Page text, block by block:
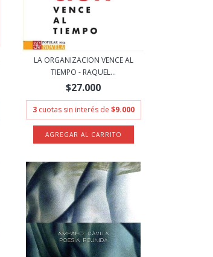
LA ORGANIZACION VENCE AL
TIEMPO - RAQUEL...
$27.000
3 cuotas sin interés de $9.000